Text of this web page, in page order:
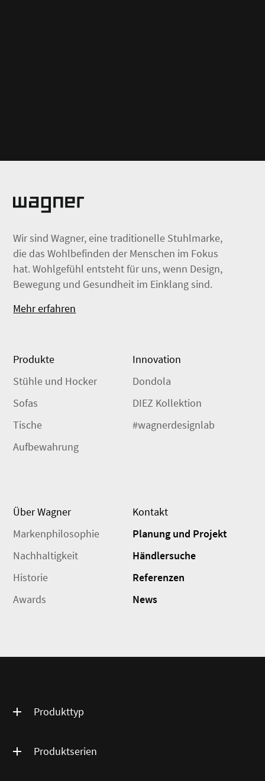
Wir sind Wagner, eine traditionelle Stuhlmarke,
die das Wohlbefinden der Menschen im Fokus
hat. Wohlgefühl entsteht für uns, wenn Design,
Bewegung und Gesundheit im Einklang sind.
Mehr erfahren
Produkte
Stühle und Hocker
Sofas
Tische
Aufbewahrung
Innovation
Dondola
DIEZ Kollektion
#wagnerdesignlab
Über Wagner
Markenphilosophie
Nachhaltigkeit
Historie
Awards
Kontakt
Planung und Projekt
Händlersuche
Referenzen
News
Produkttyp
Produktserien